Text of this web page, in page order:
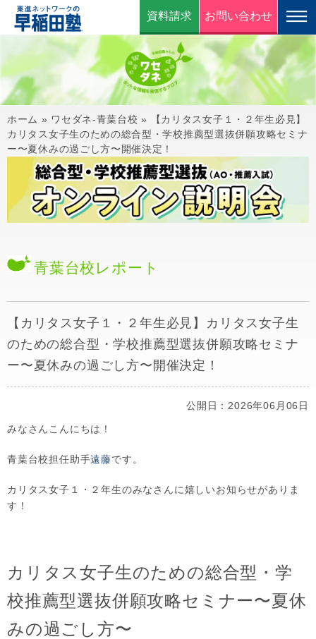
資料請求 お問い合わせ
ホーム » ワセダネ-青葉台校 »
【カリタス女子１・２年生必見】
カリタス女子生のための総合型・学校推薦型選抜併願攻略セミナ
ー〜夏休みの過ごし方〜開催決定！
青葉台校 レポート
【カリタス女子１・２年生必見】カリタス女子生
のための総合型・学校推薦型選抜併願攻略セミナ
ー〜夏休みの過ごし方〜開催決定！
公開日：2026年06月06日
みなさんこんにちは！
青葉台校担任助手遠藤です。
カリタス女子１・２年生のみなさんに嬉しいお知らせがありま
す！
カリタス女子生のための総合型・学
校推薦型選抜併願攻略セミナー〜夏休
みの過ごし方〜